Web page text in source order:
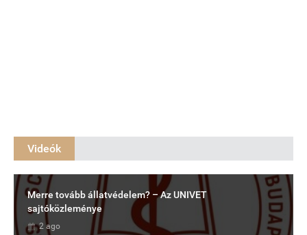
Videók
Merre tovább állatvédelem? – Az UNIVET
sajtóközleménye
2 ago